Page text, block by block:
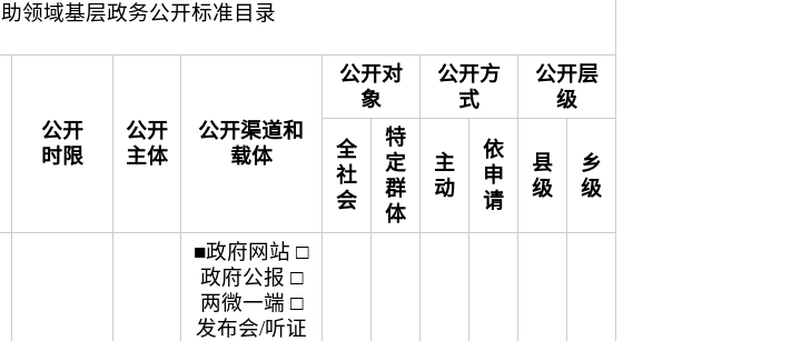
领域基层政务公开标准目录
公开
时限
公开
主体
公开渠道和
载体
公开对
象
公开方
式
公开层
级
全
社
会
特
定
群
体
主
动
依
申
请
县
级
乡
级
■政府网站 □
政府公报 □
两微一端 □
发布会/听证